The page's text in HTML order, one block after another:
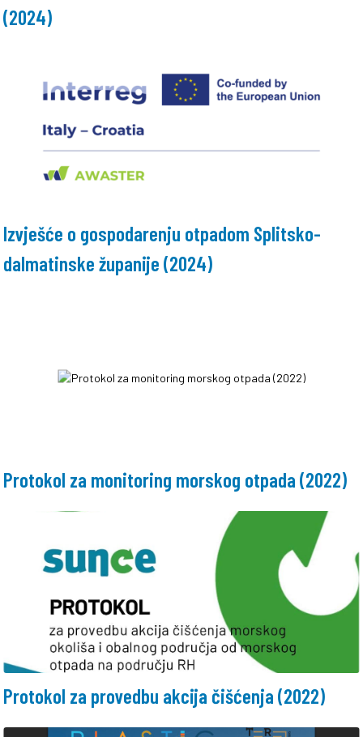
(2024)
Izvješće o gospodarenju otpadom Splitsko-
dalmatinske županije (2024)
Protokol za monitoring morskog otpada (2022)
Protokol za provedbu akcija čišćenja (2022)